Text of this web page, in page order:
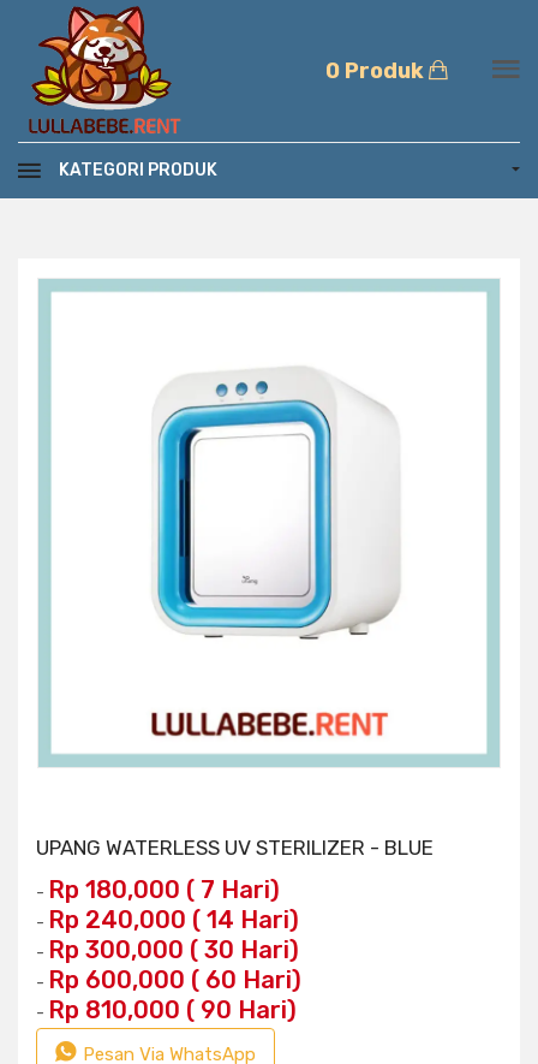
0 Produk
KATEGORI PRODUK
UPANG WATERLESS UV STERILIZER - BLUE
- Rp 180,000 ( 7 Hari)
- Rp 240,000 ( 14 Hari)
- Rp 300,000 ( 30 Hari)
- Rp 600,000 ( 60 Hari)
- Rp 810,000 ( 90 Hari)
Pesan Via WhatsApp